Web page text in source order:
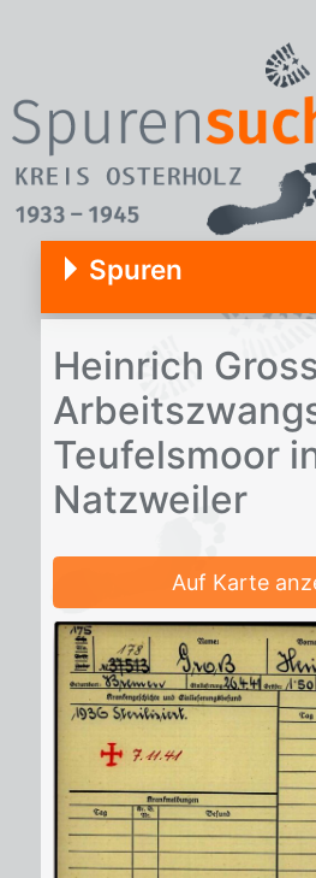
Spuren
Hein­rich
Teu­fels­moor
Natz­wei­ler
Auf Karte